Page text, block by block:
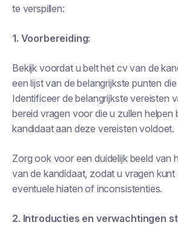
te verspillen:
1. Voorbereiding:
Bekijk voordat u belt het cv van de
een lijst van de belangrijkste punten
Identificeer de belangrijkste vereisten
bereid vragen voor die u zullen helpen
kandidaat aan deze vereisten voldoet.
Zorg ook voor een duidelijk beeld van
van de kandidaat, zodat u vragen kunt
eventuele hiaten of inconsistenties.
2. Introducties en verwachtingen